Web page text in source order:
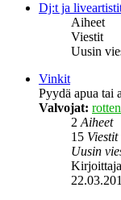
Dj:t ja
Aiheet
Viestit
Uusin
Vinkit
Pyydä apua tai
Valvojat:
2Aiheet
15 Viestit
Uusin
Kirjoittaja